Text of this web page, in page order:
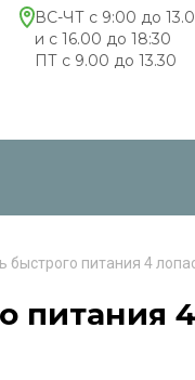
ВС-ЧТ с 9:00 до
и с 16.00 до 18:30
ПТ с 9.00 до 13.30
быстрого питания 4
питания